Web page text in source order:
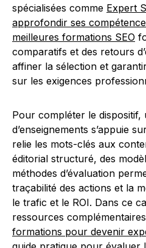
spécialisées comme Expert
approfondir ses
meilleures formations SEO
comparatifs et des retours
affiner la sélection et
sur les exigences
Pour compléter le dispositif,
d’enseignements s’appuie
relie les mots-clés aux
éditorial structuré, des
méthodes d’évaluation
traçabilité des actions et la
le trafic et le ROI. Dans ce
ressources
formations pour devenir